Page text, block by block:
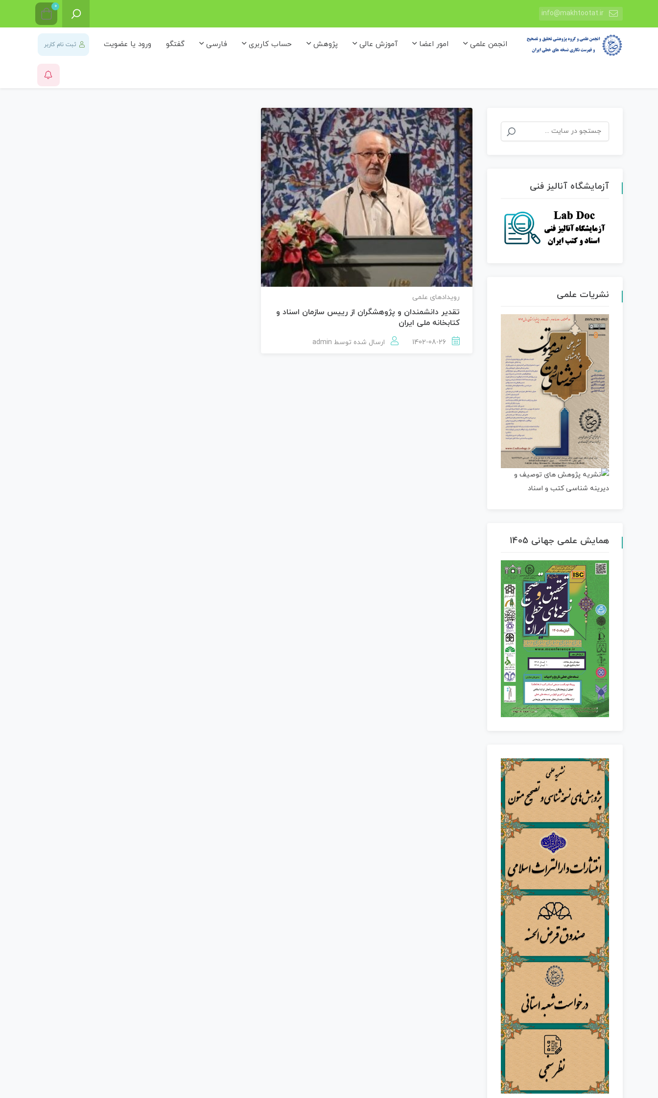
info@makhtootat.ir
0
انجمن علمی امور اعضا آموزش عالی پژوهش حساب کاربری فارسی گفتگو ورود یا عضویت ثبت نام کاربر
رویدادهای علمی
تقدیر دانشمندان و پژوهشگران از رییس سازمان اسناد و
کتابخانه ملی ایران
1402-08-26 ارسال شده توسط admin
جستجو
برای:
آزمایشگاه آنالیز فنی
نشریات علمی
همایش علمی جهانی 1405